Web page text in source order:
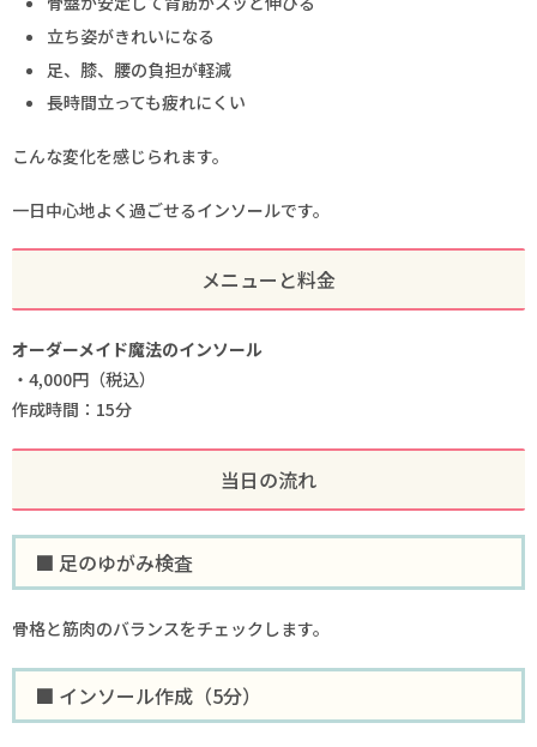
立ち姿がきれいになる
足、膝、腰の負担が軽減
長時間立っても疲れにくい
こんな変化を感じられます。
一日中心地よく過ごせるインソールです。
メニューと料金
オーダーメイド魔法のインソール
・4,000円（税込）
作成時間：15分
当日の流れ
■ 足のゆがみ検査
骨格と筋肉のバランスをチェックします。
■ インソール作成（5分）